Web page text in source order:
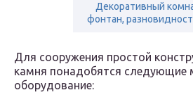
Декоративный
фонтан,
Для сооружения простой
камня понадобятся следующие
оборудование: